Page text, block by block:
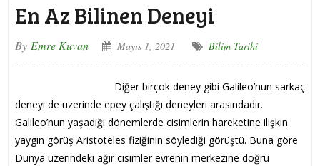
En Az Bilinen Deneyi
By Emre Kuvan Mayıs 1, 2021 Bilim Tarihi
Diğer birçok deney gibi Galileo’nun sarkaç
deneyi de üzerinde epey çalıştığı deneyleri arasındadır.
Galileo’nun yaşadığı dönemlerde cisimlerin hareketine ilişkin
yaygın görüş Aristoteles fiziğinin söylediği görüştü. Buna göre
Dünya üzerindeki ağır cisimler evrenin merkezine doğru